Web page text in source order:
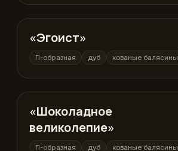
П-образная
«Эгоист»
П-образная дуб кованые балясины
П-образная
«Шоколадное
великолепие»
П-образная дуб кованые балясины